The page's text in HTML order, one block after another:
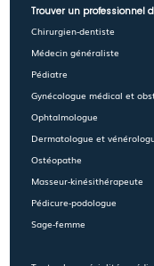
Trouver un professionnel
Chirurgien-dentiste
Médecin généraliste
Pédiatre
Gynécologue médical et
Ophtalmologue
Dermatologue et
Ostéopathe
Masseur-kinésithérapeute
Pédicure-podologue
Sage-femme